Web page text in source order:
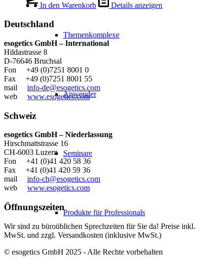
Themenkomplexe
Anwender
Seminare
Produkte für Professionals
In den Warenkorb Details anzeigen
Deutschland
esogetics GmbH – International
Hildastrasse 8
D-76646 Bruchsal
Fon +49 (0)7251 8001 0
Fax +49 (0)7251 8001 55
mail info-de@esogetics.com
web www.esogetics.com
Schweiz
esogetics GmbH – Niederlassung
Hirschmattstrasse 16
CH-6003 Luzern
Fon +41 (0)41 420 58 36
Fax +41 (0)41 420 59 36
mail info-ch@esogetics.com
web www.esogetics.com
Öffnungszeiten
Wir sind zu büroüblichen Sprechzeiten für Sie da! Preise inkl.
MwSt. und zzgl. Versandkosten (inklusive MwSt.)
© esogetics GmbH 2025 - Alle Rechte vorbehalten